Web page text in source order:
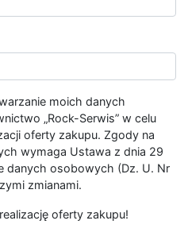
moich danych
„Rock-Serwis” w celu
oferty zakupu. Zgody na
wymaga Ustawa z dnia 29
danych osobowych (Dz. U. Nr
zmianami.
oferty zakupu!